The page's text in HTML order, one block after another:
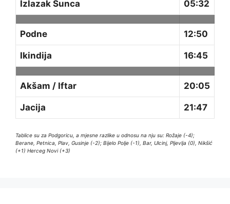
Izlazak Sunca 05:32
Podne 12:50
Ikindija 16:45
Akšam / Iftar 20:05
Jacija 21:47
Tablice su za Podgoricu, a mjesne razlike u odnosu na nju su: Rožaje (-4);
Berane, Petnica, Plav, Gusinje (-2); Bijelo Polje (-1), Bar, Ulcinj, Pljevlja (0), Nikšić
(+1) Herceg Novi (+3)